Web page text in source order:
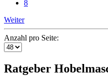
8
Weiter
Anzahl pro Seite:
Ratgeber